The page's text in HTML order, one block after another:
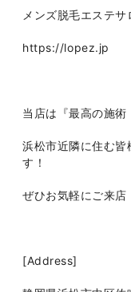
メンズ脱毛エステ
https://lopez.jp
当店は『最高の施
浜松市近隣に住む皆
す！
ぜひお気軽にご来店
[Address]